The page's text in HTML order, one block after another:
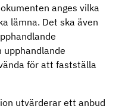
anges vilka
lämna. Det ska även
upphandlande
för att fastställa
utvärderar ett anbud